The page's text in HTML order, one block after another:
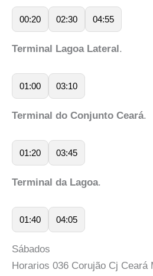
00:20 02:30 04:55
Terminal Lagoa Lateral.
01:00 03:10
Terminal do Conjunto Ceará.
01:20 03:45
Terminal da Lagoa.
01:40 04:05
Sábados
Horarios 036 Corujão Cj Ceará